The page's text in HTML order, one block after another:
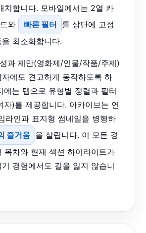
치합니다. 모바일에서는 2열 카
와
빠른 필터
를 상단에 고정
최소화합니다.
과 제안(영화제/인물/작품/주제)
에도 견고하게 동작하도록 하
에는 탭으로 유형별 정렬과 필터
자)를 제공합니다. 아카이브는 연
라인과 표지형 썸네일을 병행하
즐거움 을 살립니다. 이 모든 경
목차와 현재 섹션 하이라이트가
경험에서도 길을 잃지 않습니